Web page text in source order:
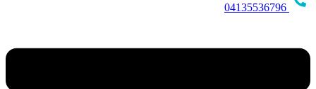
04135536796